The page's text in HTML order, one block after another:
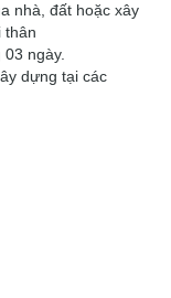
nhà, đất hoặc xây
thân
ngày.
dựng tại các